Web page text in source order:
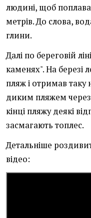
людині, щоб
метрів. До слова,
глини.
Далі по береговій
каменях". На березі
пляж і отримав
диким пляжем через
кінці пляжу деякі
засмагають топлес.
Детальніше
відео: